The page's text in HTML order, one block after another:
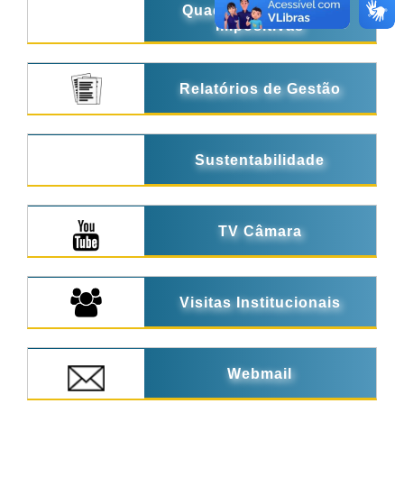
Quadro de Emendas
Impositivas
Relatórios de Gestão
Sustentabilidade
TV Câmara
Visitas Institucionais
Webmail